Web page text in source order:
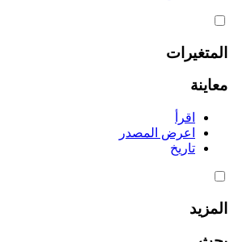
المتغيرات
معاينة
اقرأ
اعرض المصدر
تاريخ
المزيد